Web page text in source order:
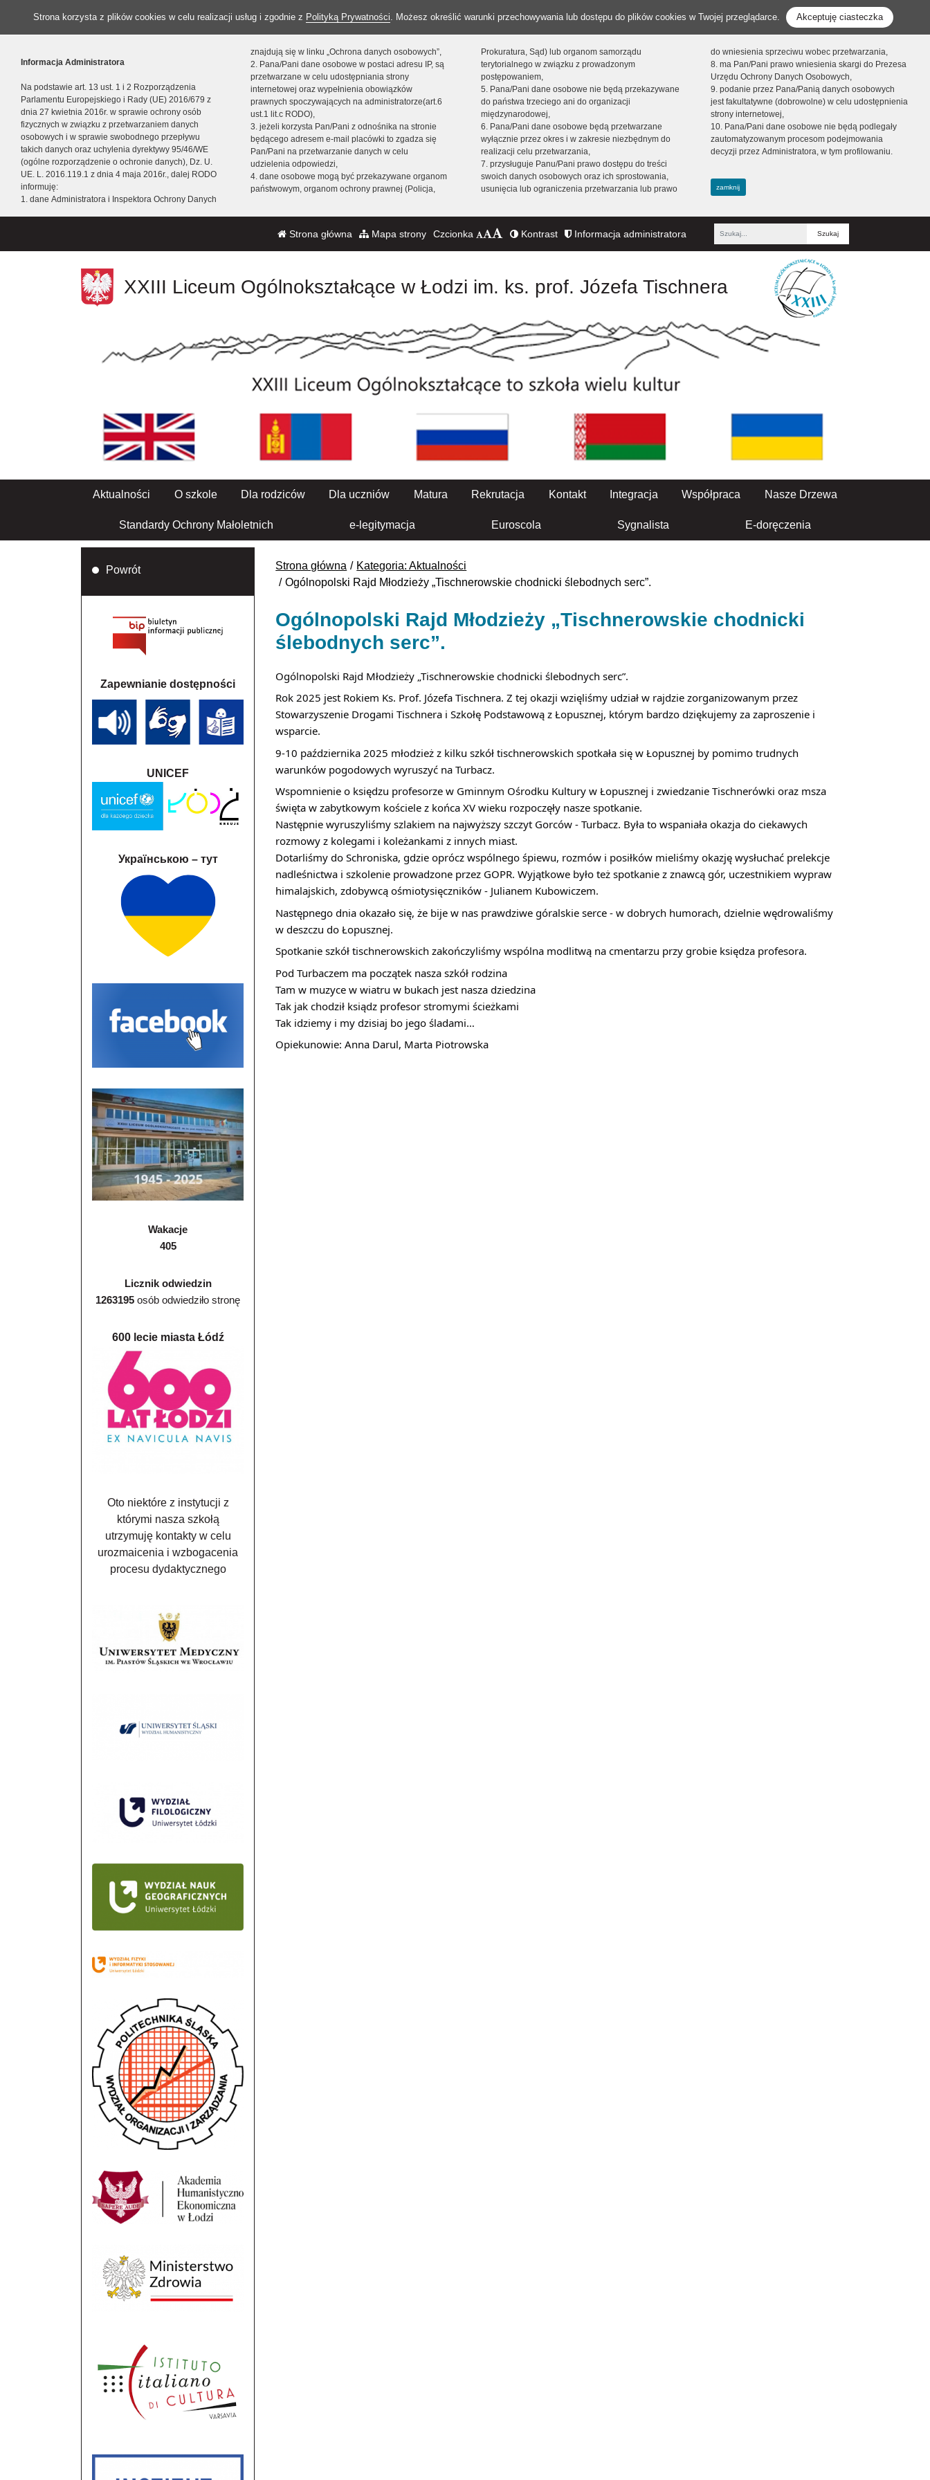
Strona korzysta z plików cookies w celu realizacji usług i zgodnie z Polityką Prywatności. Możesz określić warunki przechowywania lub dostępu do plików cookies w Twojej przeglądarce. Akceptuję ciasteczka
Informacja Administratora
Na podstawie art. 13 ust. 1 i 2 Rozporządzenia
Parlamentu Europejskiego i Rady (UE) 2016/679 z
dnia 27 kwietnia 2016r. w sprawie ochrony osób
fizycznych w związku z przetwarzaniem danych
osobowych i w sprawie swobodnego przepływu
takich danych oraz uchylenia dyrektywy 95/46/WE
(ogólne rozporządzenie o ochronie danych), Dz. U.
UE. L. 2016.119.1 z dnia 4 maja 2016r., dalej RODO
informuję:
1. dane Administratora i Inspektora Ochrony Danych
znajdują się w linku „Ochrona danych osobowych”,
2. Pana/Pani dane osobowe w postaci adresu IP, są
przetwarzane w celu udostępniania strony
internetowej oraz wypełnienia obowiązków
prawnych spoczywających na administratorze(art.6
ust.1 lit.c RODO),
3. jeżeli korzysta Pan/Pani z odnośnika na stronie
będącego adresem e-mail placówki to zgadza się
Pan/Pani na przetwarzanie danych w celu
udzielenia odpowiedzi,
4. dane osobowe mogą być przekazywane organom
państwowym, organom ochrony prawnej (Policja,
Prokuratura, Sąd) lub organom samorządu
terytorialnego w związku z prowadzonym
postępowaniem,
5. Pana/Pani dane osobowe nie będą przekazywane
do państwa trzeciego ani do organizacji
międzynarodowej,
6. Pana/Pani dane osobowe będą przetwarzane
wyłącznie przez okres i w zakresie niezbędnym do
realizacji celu przetwarzania,
7. przysługuje Panu/Pani prawo dostępu do treści
swoich danych osobowych oraz ich sprostowania,
usunięcia lub ograniczenia przetwarzania lub prawo
do wniesienia sprzeciwu wobec przetwarzania,
8. ma Pan/Pani prawo wniesienia skargi do Prezesa
Urzędu Ochrony Danych Osobowych,
9. podanie przez Pana/Panią danych osobowych
jest fakultatywne (dobrowolne) w celu udostępnienia
strony internetowej,
10. Pana/Pani dane osobowe nie będą podlegały
zautomatyzowanym procesom podejmowania
decyzji przez Administratora, w tym profilowaniu.
zamknij
Strona główna Mapa strony Czcionka Kontrast Informacja administratora
Fraza
XXIII Liceum Ogólnokształcące w Łodzi im. ks. prof. Józefa Tischnera
Aktualności O szkole Dla rodziców Dla uczniów Matura Rekrutacja Kontakt Integracja Współpraca Nasze Drzewa
Standardy Ochrony Małoletnich e-legitymacja Euroscola Sygnalista E-doręczenia
Strona główna
Kategoria: Aktualności
Ogólnopolski Rajd Młodzieży „Tischnerowskie chodnicki ślebodnych serc”.
Ogólnopolski Rajd Młodzieży „Tischnerowskie chodnicki
ślebodnych serc”.
Ogólnopolski Rajd Młodzieży „Tischnerowskie chodnicki ślebodnych serc”.
Rok 2025 jest Rokiem Ks. Prof. Józefa Tischnera. Z tej okazji wzięliśmy udział w rajdzie zorganizowanym przez
Stowarzyszenie Drogami Tischnera i Szkołę Podstawową z Łopusznej, którym bardzo dziękujemy za zaproszenie i
wsparcie.
9-10 października 2025 młodzież z kilku szkół tischnerowskich spotkała się w Łopusznej by pomimo trudnych
warunków pogodowych wyruszyć na Turbacz.
Wspomnienie o księdzu profesorze w Gminnym Ośrodku Kultury w Łopusznej i zwiedzanie Tischnerówki oraz msza
święta w zabytkowym kościele z końca XV wieku rozpoczęły nasze spotkanie.
Następnie wyruszyliśmy szlakiem na najwyższy szczyt Gorców - Turbacz. Była to wspaniała okazja do ciekawych
rozmowy z kolegami i koleżankami z innych miast.
Dotarliśmy do Schroniska, gdzie oprócz wspólnego śpiewu, rozmów i posiłków mieliśmy okazję wysłuchać prelekcje
nadleśnictwa i szkolenie prowadzone przez GOPR. Wyjątkowe było też spotkanie z znawcą gór, uczestnikiem wypraw
himalajskich, zdobywcą ośmiotysięczników - Julianem Kubowiczem.
Następnego dnia okazało się, że bije w nas prawdziwe góralskie serce - w dobrych humorach, dzielnie wędrowaliśmy
w deszczu do Łopusznej.
Spotkanie szkół tischnerowskich zakończyliśmy wspólna modlitwą na cmentarzu przy grobie księdza profesora.
Pod Turbaczem ma początek nasza szkół rodzina
Tam w muzyce w wiatru w bukach jest nasza dziedzina
Tak jak chodził ksiądz profesor stromymi ścieżkami
Tak idziemy i my dzisiaj bo jego śladami…
Opiekunowie: Anna Darul, Marta Piotrowska
Powrót
Zapewnianie dostępności
UNICEF
Українською – тут
Wakacje
405
Licznik odwiedzin
1263195 osób odwiedziło stronę
600 lecie miasta Łódź
Oto niektóre z instytucji z
którymi nasza szkołą
utrzymuję kontakty w celu
urozmaicenia i wzbogacenia
procesu dydaktycznego